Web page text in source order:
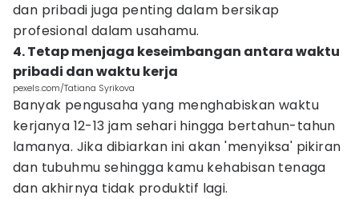
dan pribadi juga penting dalam bersikap
profesional dalam usahamu.
4. Tetap menjaga keseimbangan antara waktu
pribadi dan waktu kerja
pexels.com/Tatiana Syrikova
Banyak pengusaha yang menghabiskan waktu
kerjanya 12-13 jam sehari hingga bertahun-tahun
lamanya. Jika dibiarkan ini akan 'menyiksa' pikiran
dan tubuhmu sehingga kamu kehabisan tenaga
dan akhirnya tidak produktif lagi.